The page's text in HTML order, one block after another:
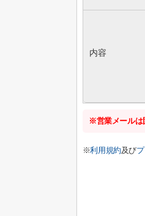
内容
※営業メールは
※利用規約及び